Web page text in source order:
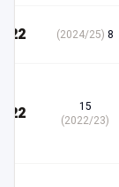
2024/25
)
22
15
2022/23
)
22